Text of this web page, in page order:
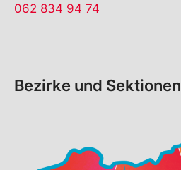
062 834 94 74
Bezirke und Sektionen